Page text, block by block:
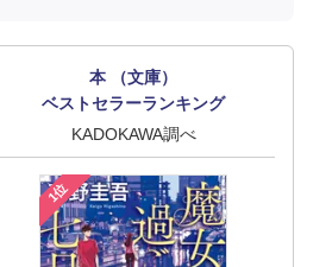
本 （文庫）
ベストセラーランキング
KADOKAWA調べ
1位